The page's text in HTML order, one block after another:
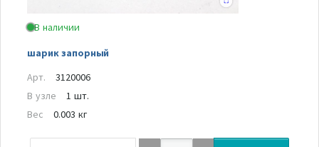
В наличии
шарик запорный
Арт.
3120006
В узле
1 шт.
Вес
0.003 кг